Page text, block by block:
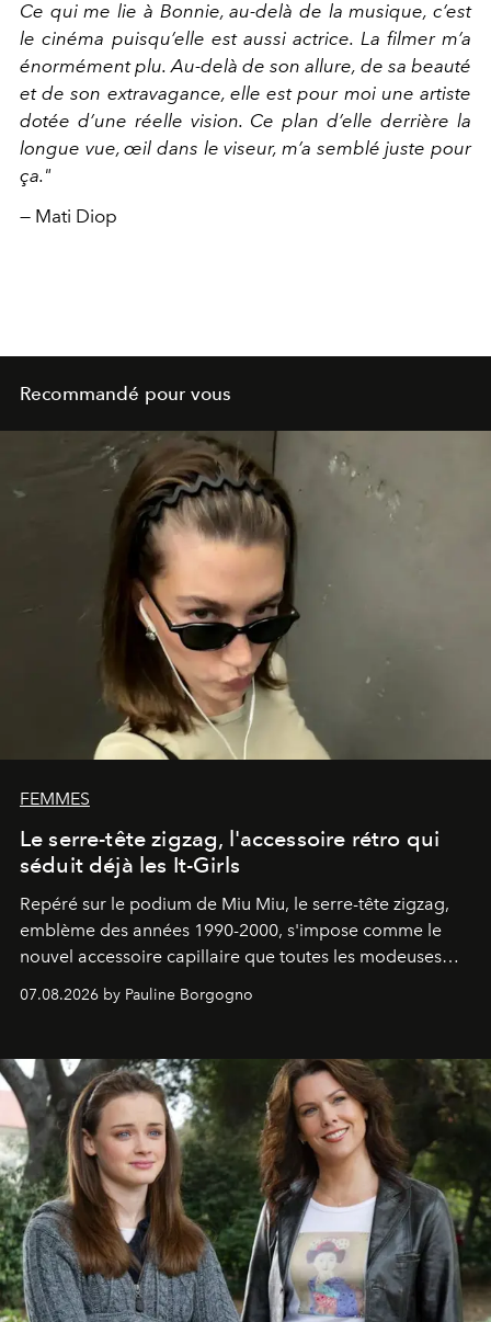
Ce qui me lie à Bonnie, au-delà de la musique, c’est
le cinéma puisqu’elle est aussi actrice. La filmer m’a
énormément plu. Au-delà de son allure, de sa beauté
et de son extravagance, elle est pour moi une artiste
dotée d’une réelle vision. Ce plan d’elle derrière la
longue vue, œil dans le viseur, m’a semblé juste pour
ça."
— Mati Diop
Recommandé pour vous
FEMMES
Le serre-tête zigzag, l'accessoire rétro qui
séduit déjà les It-Girls
Repéré sur le podium de Miu Miu, le serre-tête zigzag,
emblème des années 1990-2000, s'impose comme le
nouvel accessoire capillaire que toutes les modeuses
s'arrachent déjà.
07.08.2026 by Pauline Borgogno